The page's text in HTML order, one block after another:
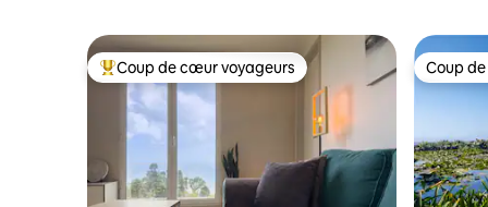
Coups de cœur voyageurs les plus appréciés
Coup de cœur voyageurs Coup
Coup